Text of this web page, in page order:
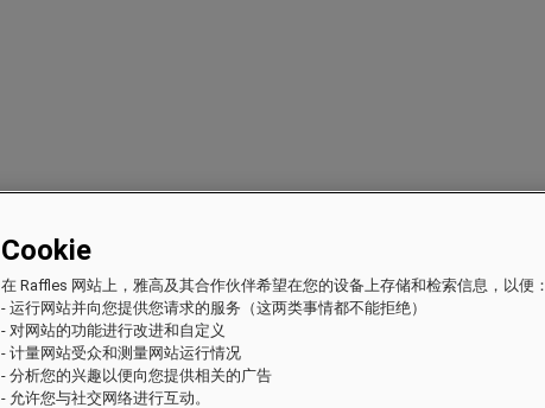
Cookie
在 Raffles 网站上，雅高及其合作伙伴希望在您的设备上存储和检索信息，以便：
- 运行网站并向您提供您请求的服务（这两类事情都不能拒绝）
- 对网站的功能进行改进和自定义
- 计量网站受众和测量网站运行情况
- 分析您的兴趣以便向您提供相关的广告
- 允许您与社交网络进行互动。